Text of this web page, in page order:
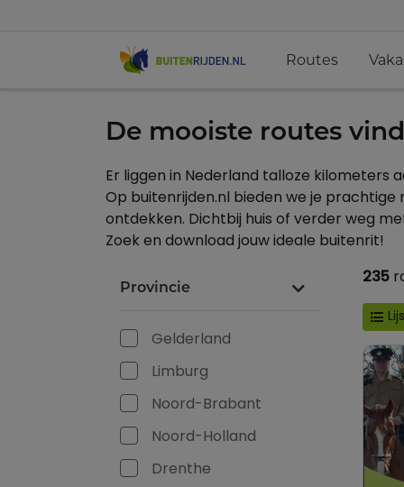
Routes(current)
De mooiste routes
Er liggen in Nederland talloze kilometers
Op buitenrijden.nl bieden we je prachtige
ontdekken. Dichtbij huis of verder weg
Zoek en download jouw ideale buitenrit!
Provincie
Gelderland
Limburg
Noord-Brabant
Noord-Holland
Drenthe
235